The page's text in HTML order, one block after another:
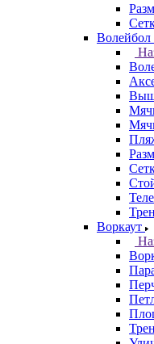
Волейбол
Воркаут